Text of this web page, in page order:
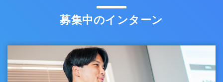
募集中のインターン